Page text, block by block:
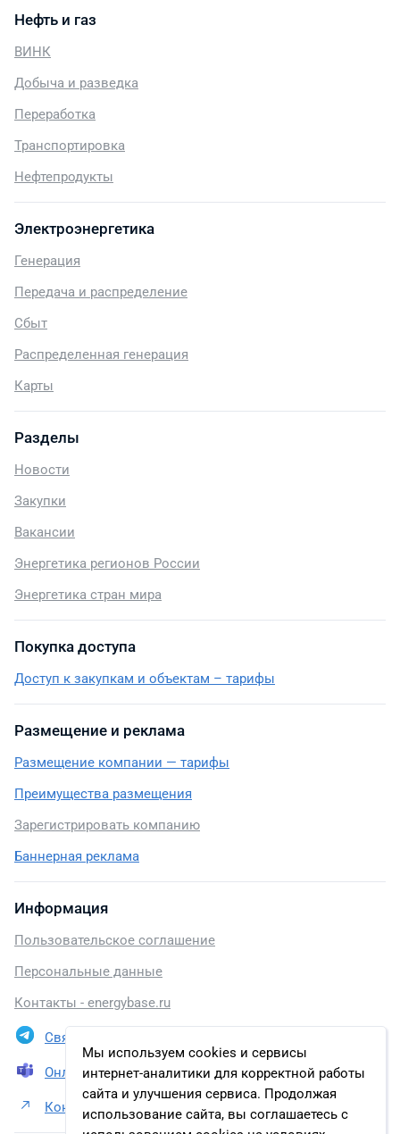
Мы используем cookies и сервисы
интернет-аналитики для корректной работы
сайта и улучшения сервиса. Продолжая
использование сайта, вы соглашаетесь с
Нефть и газ
ВИНК
Добыча и разведка
Переработка
Транспортировка
Нефтепродукты
Электроэнергетика
Генерация
Передача и распределение
Сбыт
Распределенная генерация
Карты
Разделы
Новости
Закупки
Вакансии
Энергетика регионов России
Энергетика стран мира
Покупка доступа
Доступ к закупкам и объектам – тарифы
Размещение и реклама
Размещение компании — тарифы
Преимущества размещения
Зарегистрировать компанию
Баннерная реклама
Информация
Пользовательское соглашение
Персональные данные
Контакты - energybase.ru
Связаться в Telegram
Онлайн презентация
Контакты ЗАО «ЗЭТО»